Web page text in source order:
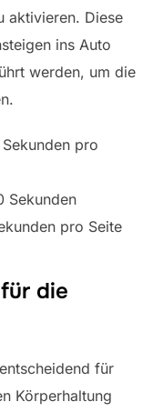
aktivieren. Diese
ins Auto
werden, um die
pro
Sekunden
pro Seite
die
für
Körperhaltung